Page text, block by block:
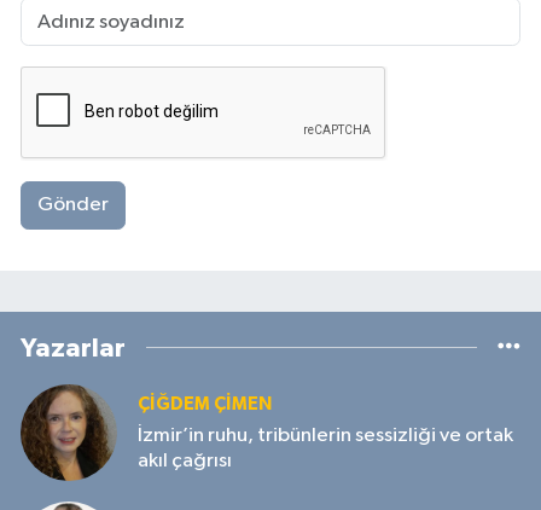
Gönder
Yazarlar
ÇIĞDEM ÇIMEN
İzmir’in ruhu, tribünlerin sessizliği ve ortak
akıl çağrısı